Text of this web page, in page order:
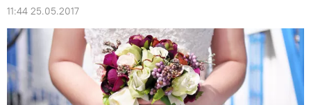
11:44 25.05.2017